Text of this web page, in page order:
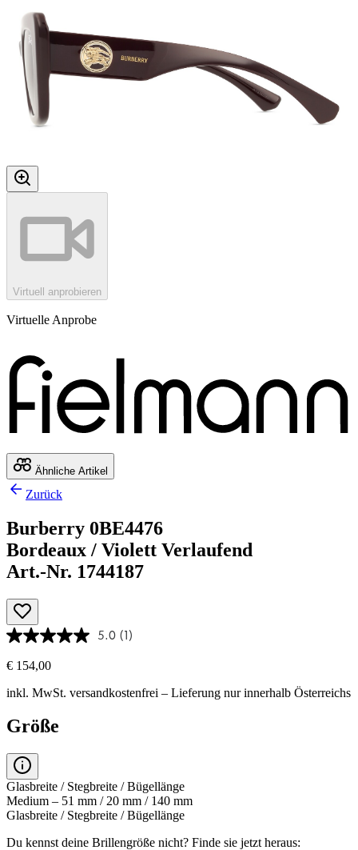
Virtuell anprobieren
Virtuelle Anprobe
Ähnliche Artikel
Zurück
Burberry 0BE4476
Bordeaux / Violett Verlaufend
Art.-Nr. 1744187
5.0 (1)
€ 154,00
inkl. MwSt. versandkostenfrei – Lieferung nur innerhalb Österreichs
Größe
Glasbreite / Stegbreite / Bügellänge
Medium – 51 mm / 20 mm / 140 mm
Glasbreite / Stegbreite / Bügellänge
Du kennst deine Brillengröße nicht? Finde sie jetzt heraus: